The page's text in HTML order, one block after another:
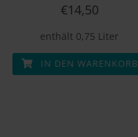
€14,50
enthält 0,75 Liter
IN DEN WARENKORB